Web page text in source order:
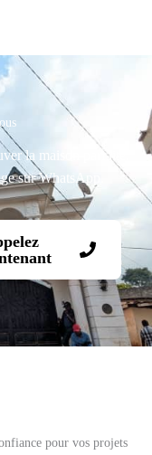
la maison parfaite.
sur WhatsApp.
pour vos projets